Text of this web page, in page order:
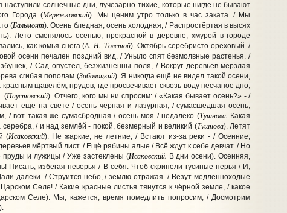
солнечные дни, лучезарно-тихие, которые нигде не бывают
Города (Мережковский). Мы ценим утро только в час заката. / Мы
(Бальмонт). Осень бледная, осень холодная, / Распростёртая в высях
Лето сменялось осенью, прекрасной в деревне, хмурой в городе
как комья снега (А. Н. Толстой). Октябрь серебристо-ореховый. /
осени печален поздний вид. / Уныло спят безмолвные растенья. /
/ Сад опустел, безжизненны поля, / Вокруг деревьев мёрзлая
сгибая пополам (Заболоцкий). Я никогда ещё не видел такой осени,
щавелём, прудов, где просвечивает сквозь воду песчаное дно,
(Паустовский). Отчего, кого мы ни спросим: / «Какая бывает осень?» - /
ещё на свете / осень чёрная и лазурная, / сумасшедшая осень,
/ вот такая же сумасбродная / осень моя / недалёко (Тушнова. Какая
/ и над землёй - покой, безмерный и великий (Тушнова). Летят
(Исаковский). Не жаркие, не летние, / Встают из-за реки - / Осенние,
мёртвый лист. / Ещё рябины алые / Всё ждут к себе девчат. / Но
пруды и лужицы / Уже застеклены (Исаковский. В дни осени). Осенняя,
Писать, избегая неверья / В себя. Чтоб скрипели гусиные перья / И,
далеки. / Струится небо, / землю отражая. / Везут медленноходые
Селе! / Какие красные листья тянутся к чёрной земле, / какое
Селе). Мы, кажется, время помедлить попросим, / Досмотрим